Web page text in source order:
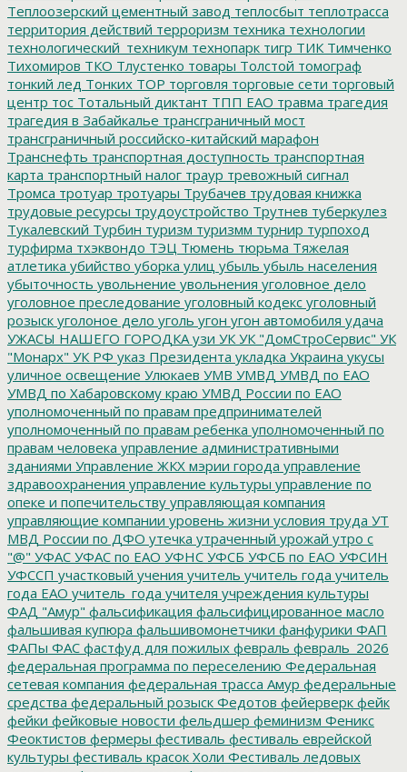
Теплоозерский цементный завод теплосбыт теплотрасса
территория действий терроризм техника технологии
технологический_техникум технопарк тигр ТИК Тимченко
Тихомиров ТКО Тлустенко товары Толстой томограф
тонкий лед Тонких ТОР торговля торговые сети торговый
центр тос Тотальный диктант ТПП ЕАО травма трагедия
трагедия в Забайкалье трансграничный мост
трансграничный российско-китайский марафон
Транснефть транспортная доступность транспортная
карта транспортный налог траур тревожный сигнал
Тромса тротуар тротуары Трубачев трудовая книжка
трудовые ресурсы трудоустройство Трутнев туберкулез
Тукалевский Турбин туризм туризмм турнир турпоход
турфирма тхэквондо ТЭЦ Тюмень тюрьма Тяжелая
атлетика убийство уборка улиц убыль убыль населения
убыточность увольнение увольнения уголовное дело
уголовное преследование уголовный кодекс уголовный
розыск уголоное дело уголь угон угон автомобиля удача
УЖАСЫ НАШЕГО ГОРОДКА узи УК УК "ДомСтроСервис" УК
"Монарх" УК РФ указ Президента укладка Украина укусы
уличное освещение Улюкаев УМВ УМВД УМВД по ЕАО
УМВД по Хабаровскому краю УМВД России по ЕАО
уполномоченный по правам предпринимателей
уполномоченный по правам ребенка уполномоченный по
правам человека управление административными
зданиями Управление ЖКХ мэрии города управление
здравоохранения управление культуры управление по
опеке и попечительству управляющая компания
управляющие компании уровень жизни условия труда УТ
МВД России по ДФО утечка утраченный урожай утро с
"@" УФАС УФАС по ЕАО УФНС УФСБ УФСБ по ЕАО УФСИН
УФССП участковый учения учитель учитель года учитель
года ЕАО учитель_года учителя учреждения культуры
ФАД "Амур" фальсификация фальсифицированное масло
фальшивая купюра фальшивомонетчики фанфурики ФАП
ФАПы ФАС фастфуд для пожилых февраль февраль_2026
федеральная программа по переселению Федеральная
сетевая компания федеральная трасса Амур федеральные
средства федеральный розыск Федотов фейерверк фейк
фейки фейковые новости фельдшер феминизм Феникс
Феоктистов фермеры фестиваль фестиваль еврейской
культуры фестиваль красок Холи Фестиваль ледовых